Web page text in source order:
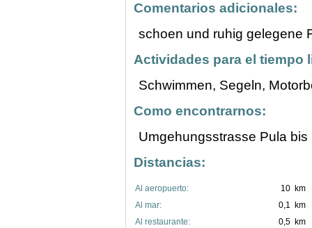
Comentarios adicionales:
schoen und ruhig gelegene
Actividades para el tiempo
Schwimmen, Segeln,
Como encontrarnos:
Umgehungsstrasse Pula bis
Distancias:
10 km
Al aeropuerto:
0,1 km
Al mar:
0,5 km
Al restaurante: